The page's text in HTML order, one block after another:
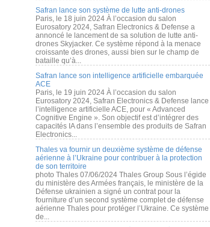
Safran lance son système de lutte anti-drones
Paris, le 18 juin 2024 À l’occasion du salon
Eurosatory 2024, Safran Electronics & Defense a
annoncé le lancement de sa solution de lutte anti-
drones Skyjacker. Ce système répond à la menace
croissante des drones, aussi bien sur le champ de
bataille qu’à...
Safran lance son intelligence artificielle embarquée
ACE
Paris, le 19 juin 2024 À l’occasion du salon
Eurosatory 2024, Safran Electronics & Defense lance
l’intelligence artificielle ACE, pour « Advanced
Cognitive Engine ». Son objectif est d’intégrer des
capacités IA dans l’ensemble des produits de Safran
Electronics...
Thales va fournir un deuxième système de défense
aérienne à l’Ukraine pour contribuer à la protection
de son territoire
photo Thales 07/06/2024 Thales Group Sous l’égide
du ministère des Armées français, le ministère de la
Défense ukrainien a signé un contrat pour la
fourniture d’un second système complet de défense
aérienne Thales pour protéger l’Ukraine. Ce système
de...